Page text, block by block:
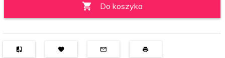
Do koszyka